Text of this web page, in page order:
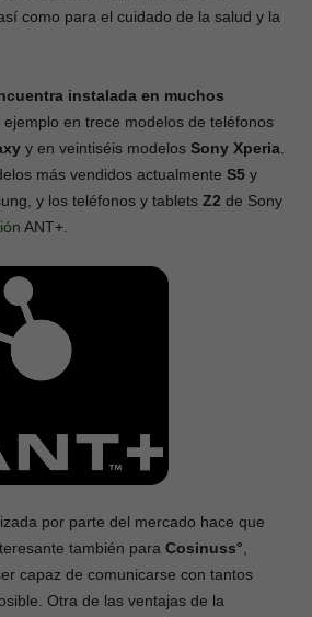
como para el cuidado de la salud y la
instalada en muchos
ejemplo en trece modelos de teléfonos
y en veintiséis modelos Sony Xperia
más vendidos actualmente S5 y
y los teléfonos y tablets Z2 de Sony
ANT+.
por parte del mercado hace que
también para Cosinuss°
capaz de comunicarse con tantos
Otra de las ventajas de la